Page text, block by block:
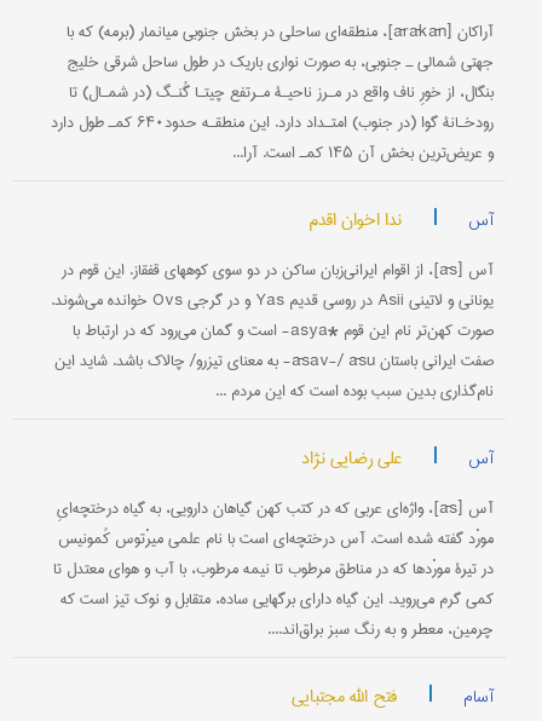
آراکان [ārākān]، منطقه‌ای ساحلی در بخش جنوبی میانمار (برمه) که با
جهتی شمالی ـ جنوبی، به صورت نواری باریک در طول ساحل شرقی خلیج
بنگال، از خورِ ناف واقع در مـرز ناحیـۀ مـرتفع چیتـا گُنـگ (در شمـال) تا
رودخـانۀ گوا (در جنوب)‌ امتـداد دارد. این‌ منطقـه حدود‌‌۶۴۰ کمـ‍ طول دارد
و عریض‌ترین بخش آن ۱۴۵ کم‍ـ است. آرا...
آس | ندا اخوان اقدم
آس [ās]، از اقوام ایرانی‌زبان ساکن در دو سوی کوههای قفقاز. این قوم در
یونانی و لاتینی Asii در روسی قدیم Yas و در گرجی Ovs خوانده می‌شوند.
صورت کهن‌تر نام این قوم *asya- است و گمان می‌رود که در ارتباط با
صفت ایرانی باستان āsav-/ āsu- به معنای تیزرو/ چالاک باشد. شاید این
نام‌گذاری بدین سبب بوده است که این مردم ...
آس | علی رضایی نژاد
آس [ās]، واژه‌ای عربی که در کتب کهن گیاهان دارویی، به گیاه درختچه‌ایِ
مورْد گفته شده است. آس درختچه‌ای است با نام علمی میرْتوس کُمونیس
در تیرۀ مورْدها که در مناطق مرطوب تا نیمه مرطوب، با آب و هوای معتدل تا
کمی گرم می‌روید. این گیاه دارای برگهایی ساده، متقابل و نوک تیز است که
چرمین، معطر و به رنگ سبز براق‌اند....
آسام | فتح الله مجتبایی